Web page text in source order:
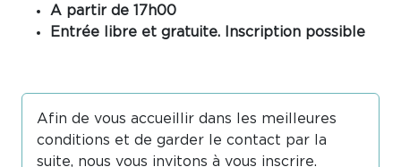
A partir de 17h00
Entrée libre et gratuite. Inscription possible
Afin de vous accueillir dans les meilleures
conditions et de garder le contact par la
suite, nous vous invitons à vous inscrire.